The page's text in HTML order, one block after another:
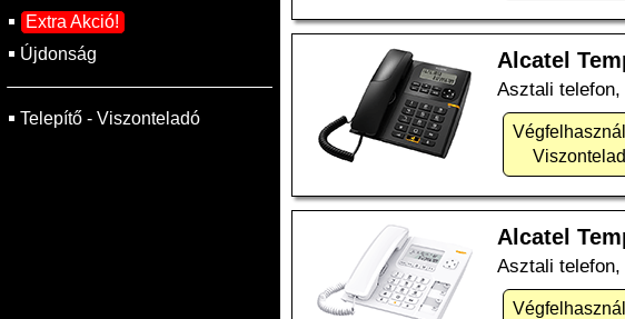
Extra Akció!
Újdonság
Telepítő - Viszonteladó
Alcatel
Asztali
Alcatel
Asztali